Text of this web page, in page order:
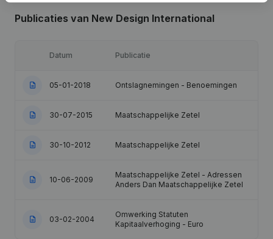
Publicaties van New Design International
Datum Publicatie
05-01-2018 Ontslagnemingen - Benoemingen
30-07-2015 Maatschappelijke Zetel
30-10-2012 Maatschappelijke Zetel
10-06-2009
Maatschappelijke Zetel - Adressen
Anders Dan Maatschappelijke Zetel
03-02-2004
Omwerking Statuten
Kapitaalverhoging - Euro